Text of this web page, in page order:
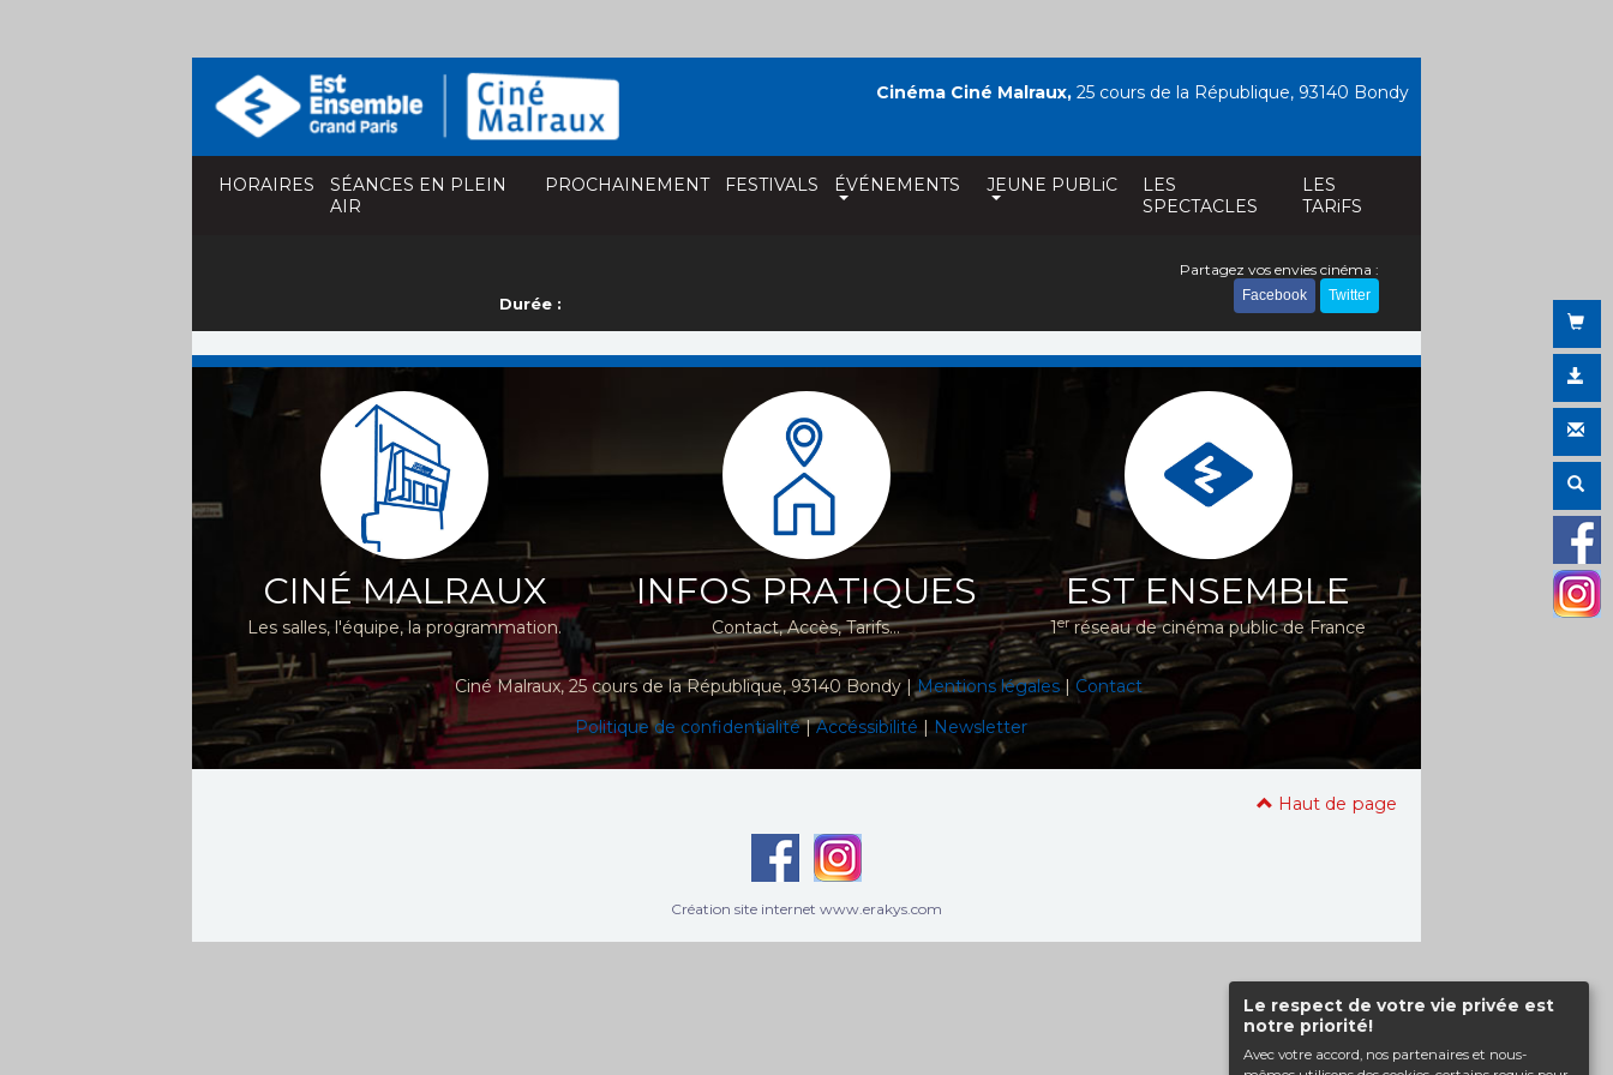
Le respect de votre vie privée est
notre priorité!
Avec votre accord, nos partenaires et nous-
HORAIRES
SÉANCES EN PLEIN
AIR
PROCHAINEMENT FESTIVALS ÉVÉNEMENTS JEUNE PUBLiC
LES
SPECTACLES
LES
TARiFS
Cinéma Ciné Malraux, 25 cours de la République, 93140 Bondy
Durée :
Partagez vos envies cinéma :
Facebook Twitter
CINÉ MALRAUX
Les salles, l'équipe, la programmation.
INFOS PRATIQUES
Contact, Accès, Tarifs...
EST ENSEMBLE
1erréseau de cinéma public de France
Ciné Malraux, 25 cours de la République, 93140 Bondy |Mentions légales| Contact
Politique de confidentialité|Accéssibilité | Newsletter
Haut de page
Création site internet www.erakys.com